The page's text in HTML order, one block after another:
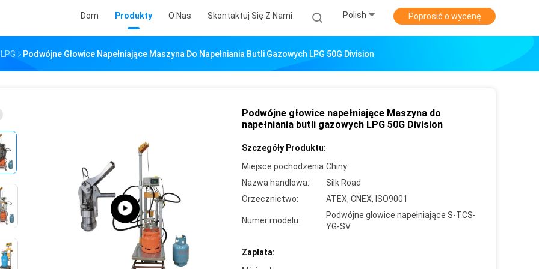
Dom Produkty O Nas Skontaktuj Się Z Nami Polish Poprosić o wycenę
Podwójne Głowice Napełniające Maszyna Do Napełniania Butli Gazowych LPG 50G Division
Podwójne głowice napełniające Maszyna do
napełniania butli gazowych LPG 50G Division
Szczegóły Produktu:
Miejsce pochodzenia:Chiny
Nazwa handlowa:
Silk Road
Orzecznictwo:
ATEX, CNEX, ISO9001
Numer modelu:
Podwójne głowice napełniające S-TCS-
YG-SV
Zapłata: